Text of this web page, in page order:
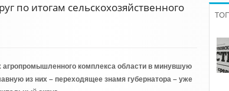
по итогам сельскохозяйственного
агропромышленного комплекса области в минувшую
из них – переходящее знамя губернатора – уже